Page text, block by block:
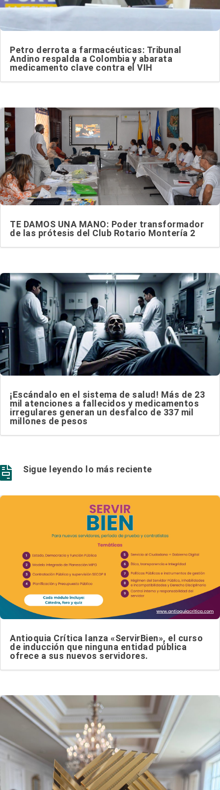
Petro derrota a farmacéuticas: Tribunal
Andino respalda a Colombia y abarata
medicamento clave contra el VIH
TE DAMOS UNA MANO: Poder transformador
de las prótesis del Club Rotario Montería 2
¡Escándalo en el sistema de salud! Más de 23
mil atenciones a fallecidos y medicamentos
irregulares generan un desfalco de 337 mil
millones de pesos
 Sigue leyendo lo más reciente
Antioquia Crítica lanza «ServirBien», el curso
de inducción que ninguna entidad pública
ofrece a sus nuevos servidores.